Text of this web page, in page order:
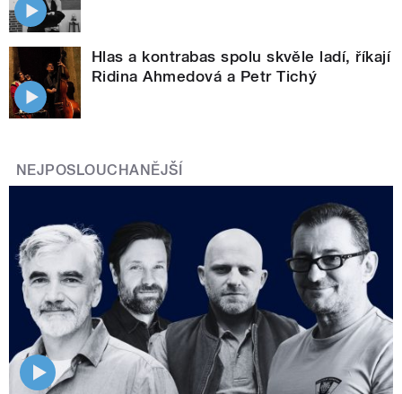
Hlas a kontrabas spolu skvěle ladí, říkají
Ridina Ahmedová a Petr Tichý
NEJPOSLOUCHANĚJŠÍ